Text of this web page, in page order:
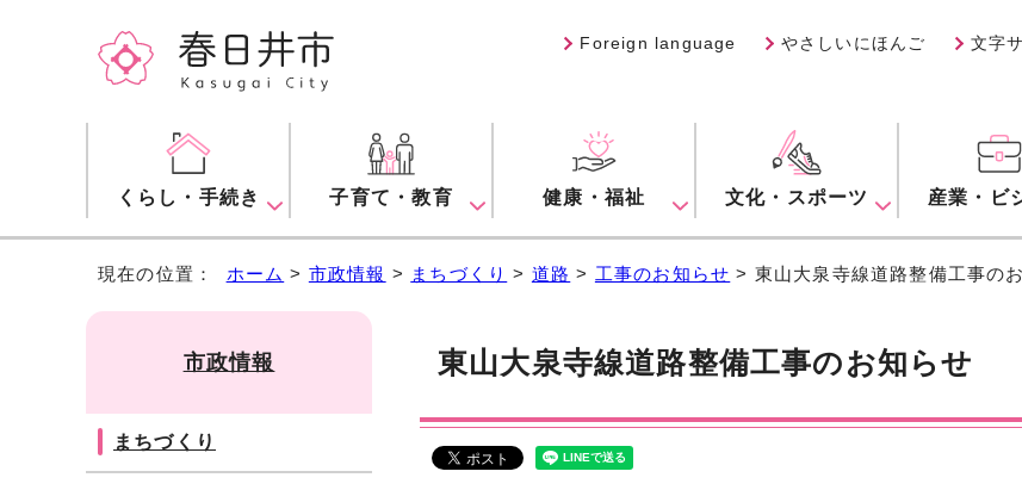
Foreign language やさしいにほんご 文字
くらし・手続き 子育て・教育 健康・福祉 文化・スポーツ 産業・ビ
現在の位置： ホーム > 市政情報 > まちづくり > 道路 > 工事のお知らせ > 東山大泉寺線道路整備工事の
東山大泉寺線道路整備工事のお知らせ
市政情報
まちづくり